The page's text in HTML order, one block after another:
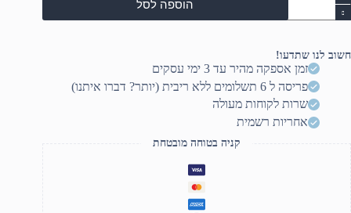
של
רמקול
CS250
הוספה לסל
חשוב לנו שתדעו!
זמן אספקה מהיר עד 3 ימי עסקים
פריסה ל 6 תשלומים ללא ריבית (יותר? דברו איתנו)
שרות לקוחות מעולה
אחריות רשמית
קניה בטוחה מובטחת